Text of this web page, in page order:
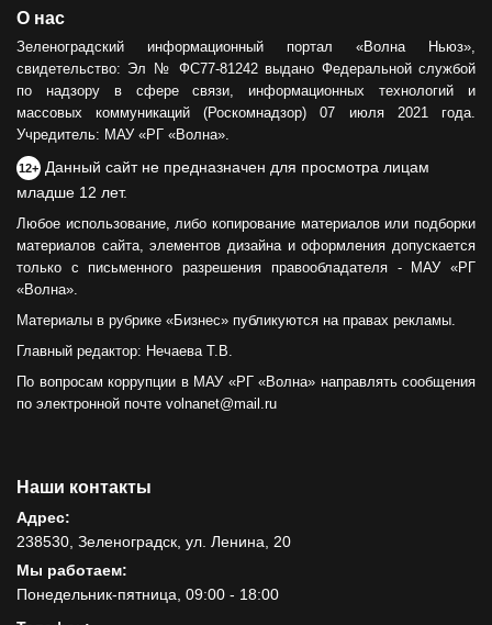
О нас
Зеленоградский информационный портал «Волна Ньюз»,
свидетельство: Эл № ФС77-81242 выдано Федеральной службой
по надзору в сфере связи, информационных технологий и
массовых коммуникаций (Роскомнадзор) 07 июля 2021 года.
Учредитель: МАУ «РГ «Волна».
12+ Данный сайт не предназначен для просмотра лицам
младше 12 лет.
Любое использование, либо копирование материалов или подборки
материалов сайта, элементов дизайна и оформления допускается
только с письменного разрешения правообладателя - МАУ «РГ
«Волна».
Материалы в рубрике «Бизнес» публикуются на правах рекламы.
Главный редактор: Нечаева Т.В.
По вопросам коррупции в МАУ «РГ «Волна» направлять сообщения
по электронной почте volnanet@mail.ru
Наши контакты
Адрес:
238530, Зеленоградск, ул. Ленина, 20
Мы работаем:
Понедельник-пятница, 09:00 - 18:00